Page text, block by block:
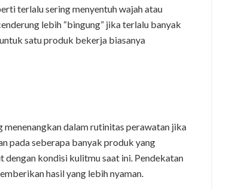
terlalu sering menyentuh wajah atau
lebih “bingung” jika terlalu banyak
satu produk bekerja biasanya
dalam rutinitas perawatan jika
pada seberapa banyak produk yang
kondisi kulitmu saat ini. Pendekatan
hasil yang lebih nyaman.